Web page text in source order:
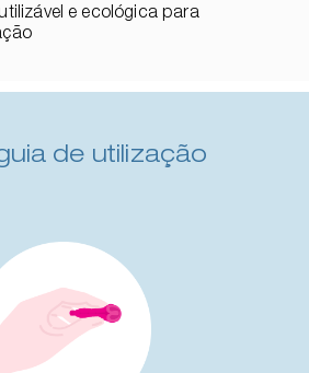
e ecológica para
de utilização